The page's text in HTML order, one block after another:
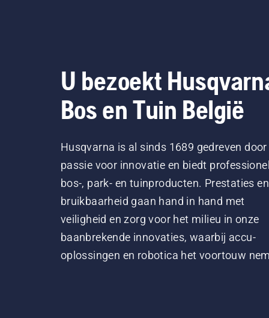
U bezoekt
Bos en Tuin België
Husqvarna is al sinds 1689 gedreven door
passie voor innovatie en biedt
bos-, park- en tuinproducten. Prestaties en
bruikbaarheid gaan hand in hand met
veiligheid en zorg voor het milieu in onze
baanbrekende innovaties, waarbij accu-
oplossingen en robotica het voortouw